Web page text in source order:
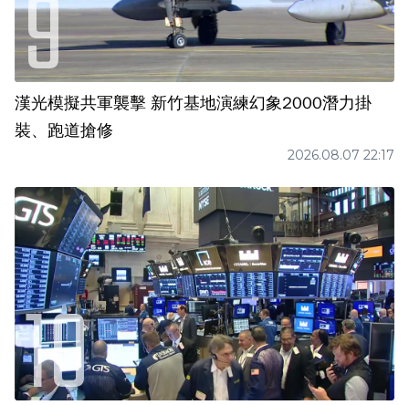
漢光模擬共軍襲擊 新竹基地演練幻象2000潛力掛
裝、跑道搶修
2026.08.07 22:17